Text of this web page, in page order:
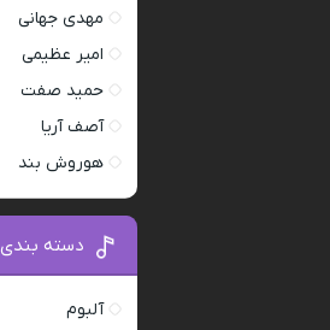
مهدی جهانی
امیر عظیمی
حمید صفت
آصف آریا
هوروش بند
دسته بندی
آلبوم